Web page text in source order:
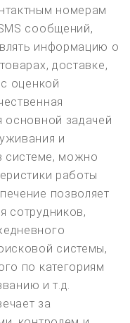
номерам
сообщений,
информацию о
доставке,
оценкой
основной задачей
и
системе, можно
работы
позволяет
сотрудников,
системы,
по категориям
и т.д.
за